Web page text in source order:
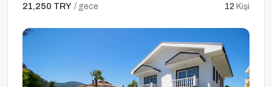
21,250 TRY / gece 12 Kişi